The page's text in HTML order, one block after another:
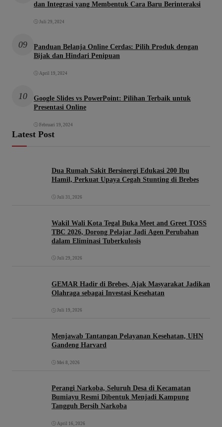
dan Integrasi yang Membentuk Cara Baru Berinteraksi
Juli 29, 2024
09
Panduan Belanja Online Cerdas: Pilih Produk dengan
Bijak dan Hindari Penipuan
April 19, 2024
10
Google Slides vs PowerPoint: Pilihan Terbaik untuk
Presentasi Online
Februari 19, 2024
Latest Post
Dua Rumah Sakit Bersinergi Edukasi 200 Ibu
Hamil, Perkuat Upaya Cegah Stunting di Brebes
Juli 31, 2026
Wakil Wali Kota Tegal Buka Meet and Greet TOSS
TBC 2026, Dorong Pelajar Jadi Agen Perubahan
dalam Eliminasi Tuberkulosis
Juli 29, 2026
GEMAR Hadir di Brebes, Ajak Masyarakat Jadikan
Olahraga sebagai Investasi Kesehatan
Juli 19, 2026
Menjawab Tantangan Pelayanan Kesehatan, UHN
Gandeng Harvard
Mei 8, 2026
Perangi Narkoba, Seluruh Desa di Kecamatan
Bumiayu Resmi Dibentuk Menjadi Kampung
Tangguh Bersih Narkoba
April 16, 2026